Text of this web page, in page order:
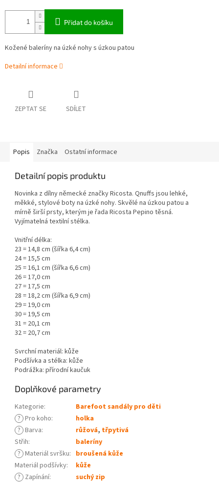
Přidat do košíku
Kožené baleríny na úzké nohy s úzkou patou
Detailní informace
ZEPTAT SE SDÍLET
Popis Značka Ostatní informace
Detailní popis produktu
Novinka z dílny německé značky Ricosta. Qnuffs jsou lehké,
měkké, stylové boty na úzké nohy. Skvělé na úzkou patou a
mírně širší prsty, kterým je řada Ricosta Pepino těsná.
Vyjímatelná textilní stélka.
Vnitřní délka:
23 = 14,8 cm (šířka 6,4 cm)
24 = 15,5 cm
25 = 16,1 cm (šířka 6,6 cm)
26 = 17,0 cm
27 = 17,5 cm
28 = 18,2 cm (šířka 6,9 cm)
29 = 19,0 cm
30 = 19,5 cm
31 = 20,1 cm
32 = 20,7 cm
Svrchní materiál: kůže
Podšívka a stélka: kůže
Podrážka: přírodní kaučuk
Doplňkové parametry
Kategorie:
Barefoot sandály pro děti
? Pro koho:
holka
? Barva: růžová, třpytivá
Střih:
baleríny
? Materiál svršku: broušená kůže
Materiál podšívky:
kůže
? Zapínání:
suchý zip